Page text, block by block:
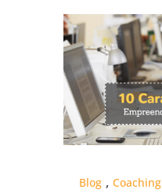
Blog , Coaching